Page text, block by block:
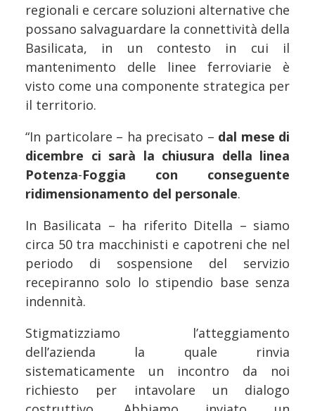
regionali e cercare soluzioni alternative che
possano salvaguardare la connettività della
Basilicata, in un contesto in cui il
mantenimento delle linee ferroviarie è
visto come una componente strategica per
il territorio.
“In particolare – ha precisato – dal mese di
dicembre ci sarà la chiusura della linea
Potenza-Foggia con conseguente
ridimensionamento del personale.
In Basilicata – ha riferito Ditella – siamo
circa 50 tra macchinisti e capotreni che nel
periodo di sospensione del servizio
recepiranno solo lo stipendio base senza
indennità.
Stigmatizziamo l’atteggiamento
dell’azienda la quale rinvia
sistematicamente un incontro da noi
richiesto per intavolare un dialogo